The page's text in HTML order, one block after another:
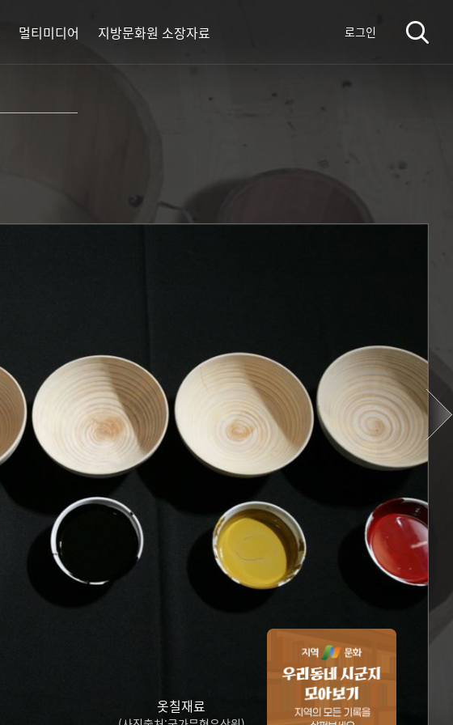
멀티미디어 지방문화원 소장자료 로그인
옷칠재료